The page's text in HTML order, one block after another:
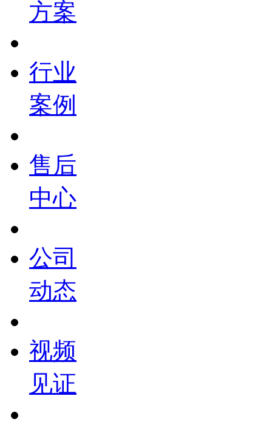
方案
行业
案例
售后
中心
公司
动态
视频
见证